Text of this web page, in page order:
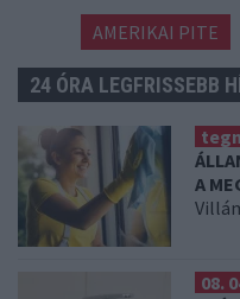
AMERIKAI PITE
24 ÓRA LEGFRISSEBB
A
08.